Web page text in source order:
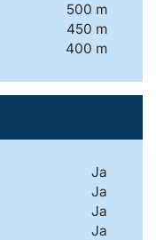
500 m
450 m
400 m
Ja
Ja
Ja
Ja